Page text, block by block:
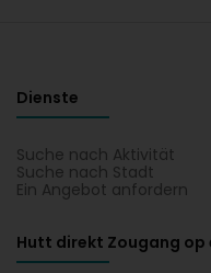
Dienste
Suche nach Aktivität
Suche nach Stadt
Ein Angebot anfordern
Hutt direkt Zougang